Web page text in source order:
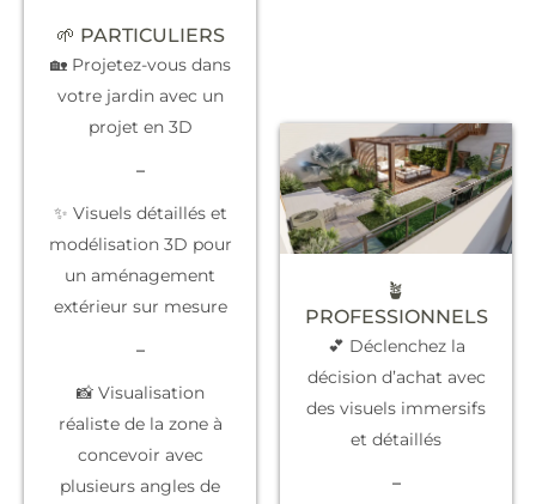
🌱 PARTICULIERS
🏡 Projetez-vous dans
votre jardin avec un
projet en 3D
–
✨ Visuels détaillés et
modélisation 3D pour
un aménagement
extérieur sur mesure
–
📸 Visualisation
réaliste de la zone à
concevoir avec
plusieurs angles de
🪴
PROFESSIONNELS
💕 Déclenchez la
décision d’achat avec
des visuels immersifs
et détaillés
–